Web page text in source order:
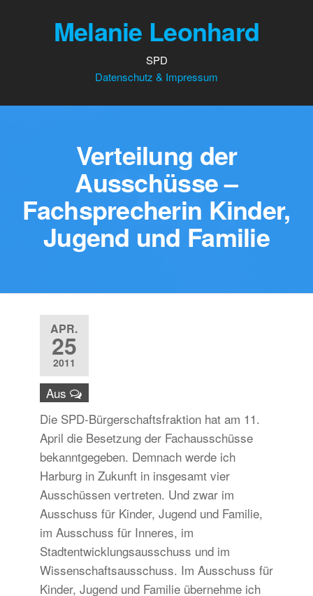
Melanie Leonhard
SPD
Datenschutz & Impressum
Verteilung der
Ausschüsse –
Fachsprecherin Kinder,
Jugend und Familie
APR.
25
2011
Aus
Die SPD-Bürgerschaftsfraktion hat am 11.
April die Besetzung der Fachausschüsse
bekanntgegeben. Demnach werde ich
Harburg in Zukunft in insgesamt vier
Ausschüssen vertreten. Und zwar im
Ausschuss für Kinder, Jugend und Familie,
im Ausschuss für Inneres, im
Stadtentwicklungsausschuss und im
Wissenschaftsausschuss. Im Ausschuss für
Kinder, Jugend und Familie übernehme ich